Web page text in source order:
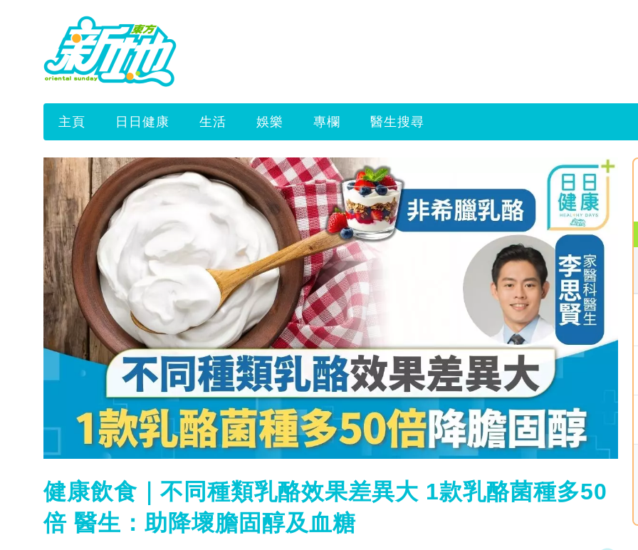
主頁 日日健康 生活 娛樂 專欄 醫生搜尋
健康飲食｜不同種類乳酪效果差異大 1款乳酪菌種多50
倍 醫生：助降壞膽固醇及血糖